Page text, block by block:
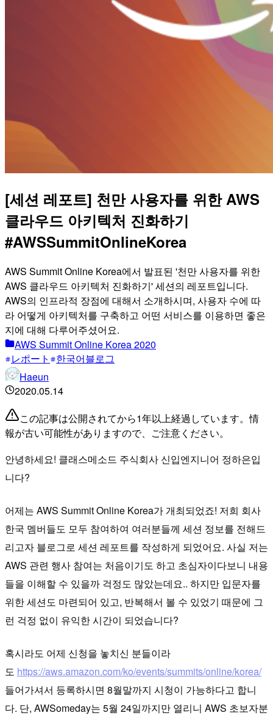
[세션 레포트] 천만 사용자를 위한 AWS
클라우드 아키텍처 진화하기
#AWSSummitOnlineKorea
AWS Summit Online Korea에서 발표된 '천만 사용자를 위한
AWS 클라우드 아키텍처 진화하기' 세션의 레포트입니다.
AWS의 인프라적 장점에 대해서 소개하시며, 사용자 수에 따
라 어떻게 아키텍처를 구축하고 어떤 서비스를 이용하면 좋은
지에 대해 다루어주셨어요.
AWS Summit Online Korea 2020
レポート
한국어블로그
Haeun
2020.05.14
この記事は公開されてから1年以上経過しています。情
報が古い可能性がありますので、ご注意ください。
안녕하세요! 클래스메소드 주식회사 신입엔지니어 정하은입
니다?
어제는 AWS Summit Online Korea가 개최되었죠! 저희 회사
한국 멤버들도 모두 참여하여 여러분들께 세션 정보를 전해드
리고자 블로그로 세션 레포트를 작성하게 되었어요. 사실 저는
AWS 관련 행사 참여는 처음이기도 하고 초심자이다보니 내용
들을 이해할 수 있을까 걱정도 많았는데요.. 하지만 입문자를
위한 세션도 마련되어 있고, 반복해서 볼 수 있었기 때문에 그
런 걱정 없이 유익한 시간이 되었습니다?
혹시라도 어제 신청을 놓치신 분들이라
도 https://aws.amazon.com/ko/events/summits/online/korea/
들어가셔서 등록하시면 8월말까지 시청이 가능하다고 합니
다. 단, AWSomeday는 5월 24일까지만 열리니 AWS 초보자분